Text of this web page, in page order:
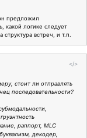
предложил
какой логике следует
встреч, и т.п.
</>
стоит ли отправлять
последовательности?
раппорт, MLC
декодер,